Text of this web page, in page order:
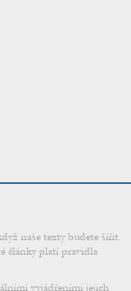
naše texty budete šířit.
články platí pravidla
vyjádřeními jejich